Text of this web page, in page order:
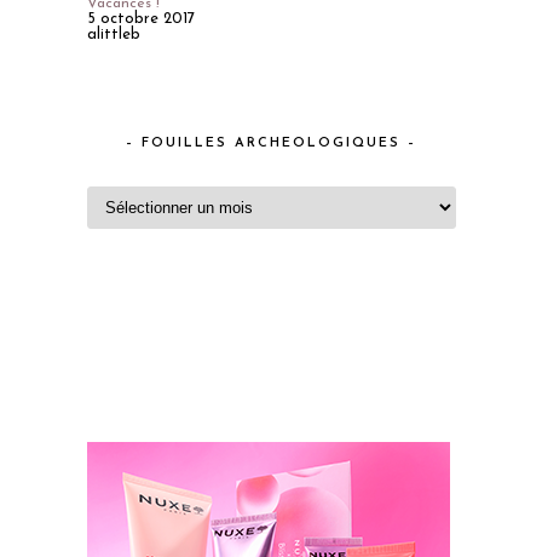
Vacances !
5 octobre 2017
alittleb
– FOUILLES ARCHEOLOGIQUES –